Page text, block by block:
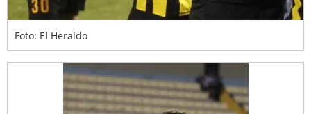
Foto: El Heraldo